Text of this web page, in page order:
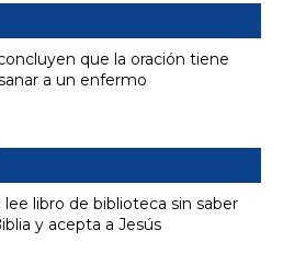
que la oración tiene
a un enfermo
lee libro de biblioteca sin saber
y acepta a Jesús